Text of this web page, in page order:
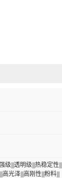
级|||透明级|||热稳定性
高光泽|||高刚性|||粉料|||